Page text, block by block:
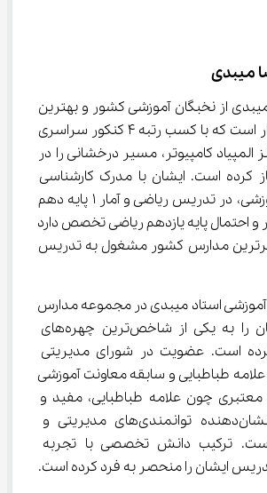
میبدی
از نخبگان آموزشی کشور و بهترین
معلم ریاضی و آمار است که با کسب رتبه ۴ کنکور سراسری
المپیاد کامپیوتر، مسیر درخشانی را در
کرده است. ایشان با مدرک کارشناسی
ارشد مدیریت آموزشی، در تدریس ریاضی و آمار ۱ پایه دهم
و احتمال پایه یازدهم ریاضی تخصص دارد
معتبرترین مدارس کشور مشغول به تدریس
آموزشی استاد میبدی در مجموعه مدارس
برتر کشور، ایشان را به یکی از شاخص‌ترین چهره‌های
است. عضویت در شورای مدیریتی
طباطبایی و سابقه معاونت آموزشی
معتبری چون علامه طباطبایی، مفید و
علامه حلی ۱۰، نشان‌دهنده توانمندی‌های مدیریتی و
ترکیب دانش تخصصی با تجربه
ایشان را منحصر به فرد کرده است.